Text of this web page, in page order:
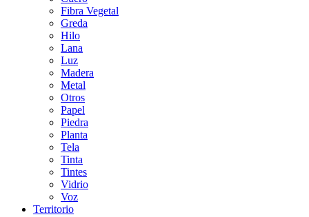
Fibra Vegetal
Greda
Hilo
Lana
Luz
Madera
Metal
Otros
Papel
Piedra
Planta
Tela
Tinta
Tintes
Vidrio
Voz
Territorio